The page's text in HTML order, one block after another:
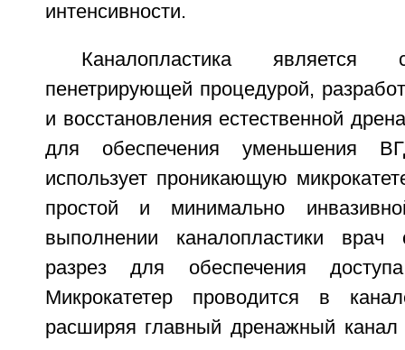
интенсивности.
Каналопластика является
пенетрирующей процедурой,
и восстановления естественной
для обеспечения уменьшения
использует проникающую
простой и минимально
выполнении каналопластики врач
разрез для обеспечения
Микрокатетер проводится в
расширяя главный дренажный